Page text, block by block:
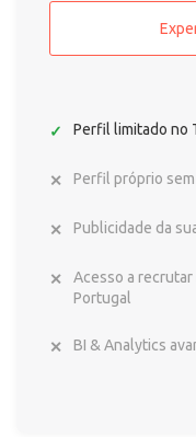
Perfil limitado no
Perfil próprio
Publicidade da
Acesso a recrutar
Portugal
BI & Analytics